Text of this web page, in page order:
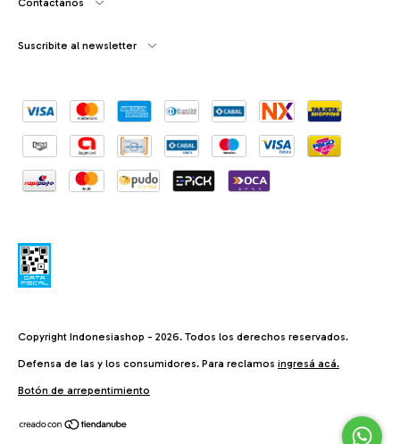
Contactános
Suscribite al newsletter
Copyright Indonesiashop - 2026. Todos los derechos reservados.
Defensa de las y los consumidores. Para reclamos ingresá acá.
Botón de arrepentimiento